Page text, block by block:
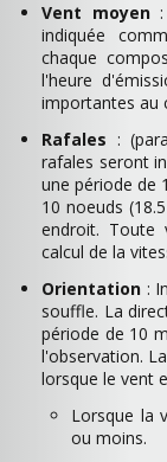
Vent moyen:
indiquée
chaque
l'heure
importantes au
Rafales :
rafales seront
une période de
10 noeuds
endroit. Toute
calcul de la
Orientation :
souffle. La
période de 10
l'observation.
lorsque le vent
Lorsque la
ou moins.